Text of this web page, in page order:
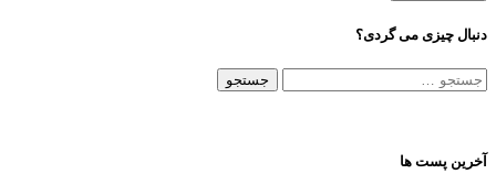
دنبال چیزی می گردی؟
جستجو
آخرین پست ها